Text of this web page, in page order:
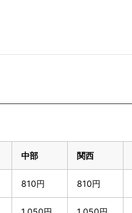
中部 関西
810円 810円